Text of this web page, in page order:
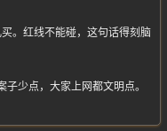
。红线不能碰，这句话得刻脑
少点，大家上网都文明点。